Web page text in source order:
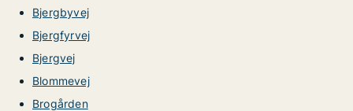
Bjergbyvej
Bjergfyrvej
Bjergvej
Blommevej
Brogården